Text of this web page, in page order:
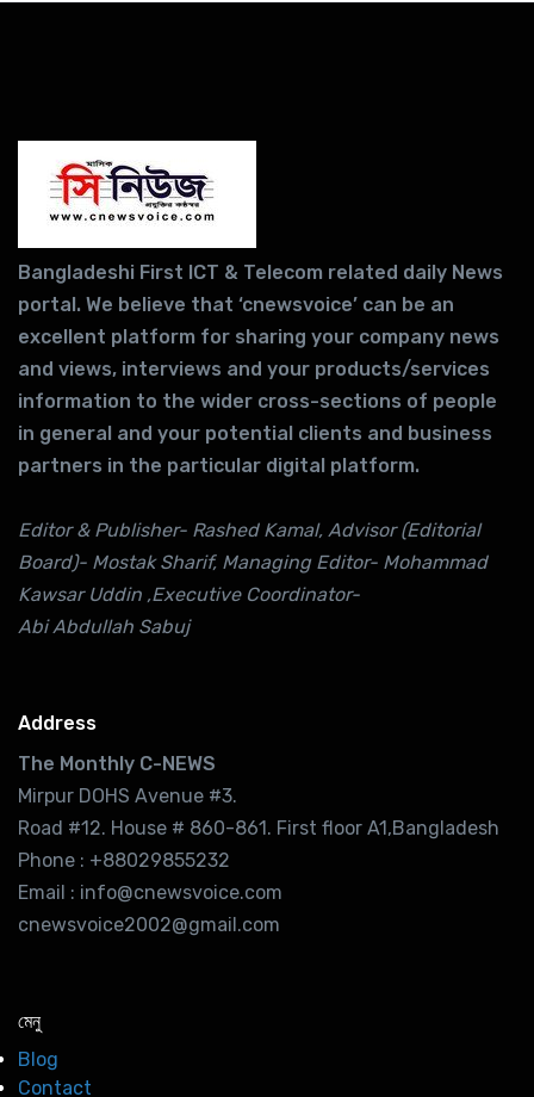
Bangladeshi First ICT & Telecom related daily News
portal. We believe that ‘cnewsvoice’ can be an
excellent platform for sharing your company news
and views, interviews and your products/services
information to the wider cross-sections of people
in general and your potential clients and business
partners in the particular digital platform.
Editor & Publisher- Rashed Kamal, Advisor (Editorial
Board)- Mostak Sharif, Managing Editor- Mohammad
Kawsar Uddin ,Executive Coordinator-
Abi Abdullah Sabuj
Address
The Monthly C-NEWS
Mirpur DOHS Avenue #3.
Road #12. House # 860-861. First floor A1,Bangladesh
Phone : +88029855232
Email : info@cnewsvoice.com
cnewsvoice2002@gmail.com
মেনু
Blog
Contact